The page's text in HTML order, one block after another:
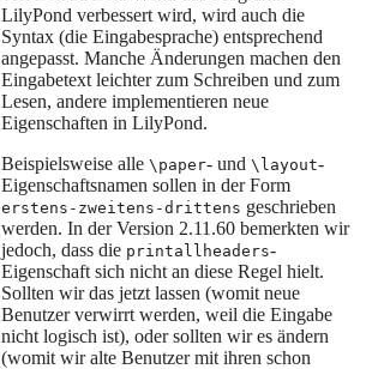
LilyPond verbessert wird, wird auch die
Syntax (die Eingabesprache) entsprechend
angepasst. Manche Änderungen machen den
Eingabetext leichter zum Schreiben und zum
Lesen, andere implementieren neue
Eigenschaften in LilyPond.
Beispielsweise alle \paper- und \layout-
Eigenschaftsnamen sollen in der Form
erstens-zweitens-drittens geschrieben
werden. In der Version 2.11.60 bemerkten wir
jedoch, dass die printallheaders-
Eigenschaft sich nicht an diese Regel hielt.
Sollten wir das jetzt lassen (womit neue
Benutzer verwirrt werden, weil die Eingabe
nicht logisch ist), oder sollten wir es ändern
(womit wir alte Benutzer mit ihren schon